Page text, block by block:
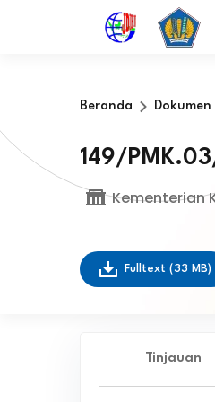
Beranda Dokumen
149/
Kementerian
Fulltext (33 MB)
Tinjauan